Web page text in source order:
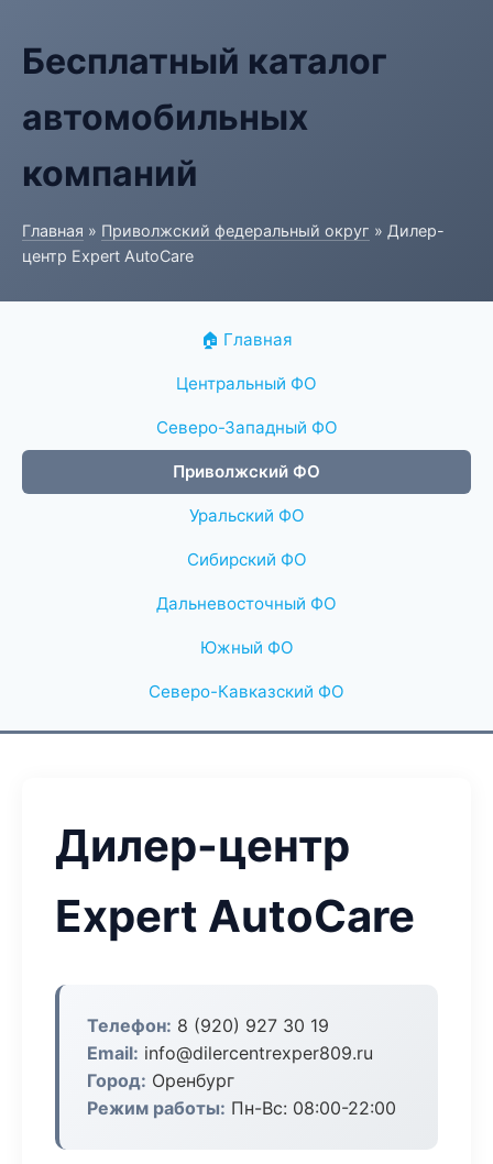
Бесплатный каталог
автомобильных
компаний
Главная » Приволжский федеральный округ » Дилер-
центр Expert AutoCare
🏠 Главная
Центральный ФО
Северо-Западный ФО
Приволжский ФО
Уральский ФО
Сибирский ФО
Дальневосточный ФО
Южный ФО
Северо-Кавказский ФО
Дилер-центр
Expert AutoCare
Телефон: 8 (920) 927 30 19
Email: info@dilercentrexper809.ru
Город: Оренбург
Режим работы: Пн-Вс: 08:00-22:00